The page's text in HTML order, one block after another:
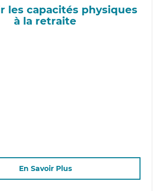
les capacités physiques
à la retraite
En Savoir Plus